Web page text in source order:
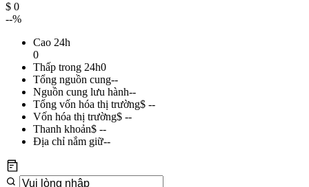
$ 0
--%
Cao 24h
0
Thấp trong 24h0
Tổng nguồn cung--
Nguồn cung lưu hành--
Tổng vốn hóa thị trường$ --
Vốn hóa thị trường$ --
Thanh khoản$ --
Địa chỉ nắm giữ--